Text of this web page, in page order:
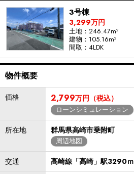
3号棟
3,299万円
土地：246.47m²
建物：105.16m²
間取：4LDK
物件概要
価格 2,799万円（税込）
ローンシミュレーション
所在地 群馬県高崎市乗附町
周辺地図
交通 高崎線「高崎」駅3290ｍ